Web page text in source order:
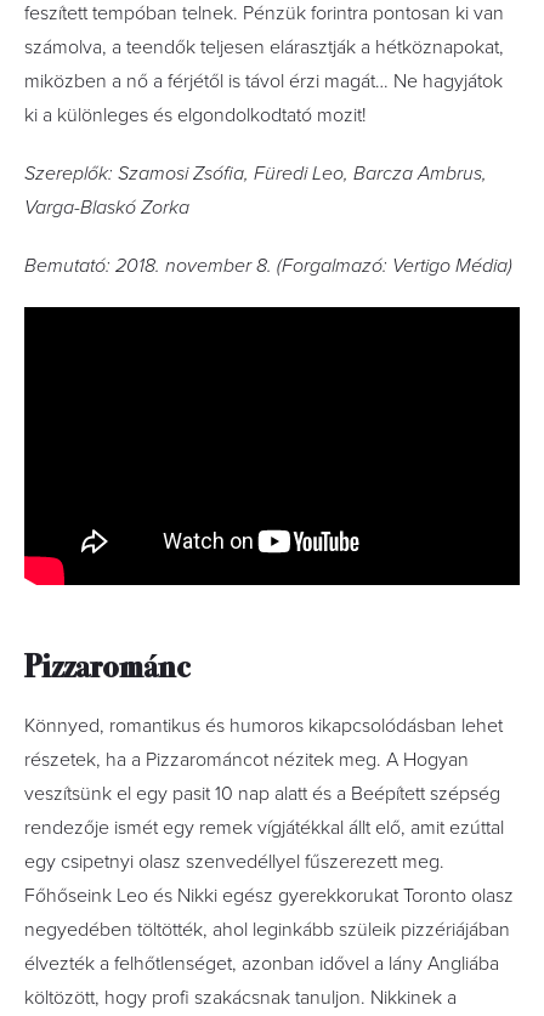
feszített tempóban telnek. Pénzük forintra pontosan ki van
számolva, a teendők teljesen elárasztják a hétköznapokat,
miközben a nő a férjétől is távol érzi magát… Ne hagyjátok
ki a különleges és elgondolkodtató mozit!
Szereplők: Szamosi Zsófia, Füredi Leo, Barcza Ambrus,
Varga-Blaskó Zorka
Bemutató: 2018. november 8. (Forgalmazó: Vertigo Média)
Pizzarománc
Könnyed, romantikus és humoros kikapcsolódásban lehet
részetek, ha a Pizzarománcot nézitek meg. A Hogyan
veszítsünk el egy pasit 10 nap alatt és a Beépített szépség
rendezője ismét egy remek vígjátékkal állt elő, amit ezúttal
egy csipetnyi olasz szenvedéllyel fűszerezett meg.
Főhőseink Leo és Nikki egész gyerekkorukat Toronto olasz
negyedében töltötték, ahol leginkább szüleik pizzériájában
élvezték a felhőtlenséget, azonban idővel a lány Angliába
költözött, hogy profi szakácsnak tanuljon. Nikkinek a